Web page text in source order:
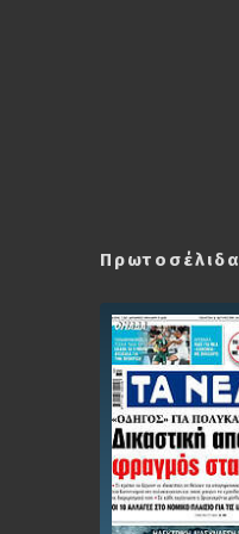
Πρωτοσέλιδα